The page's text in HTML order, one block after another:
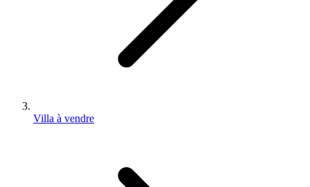
Villa à vendre